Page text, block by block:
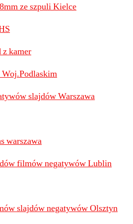
ze szpuli Kielce
z kamer
Woj.Podlaskim
slajdów Warszawa
warszawa
filmów negatywów Lublin
slajdów negatywów Olsztyn